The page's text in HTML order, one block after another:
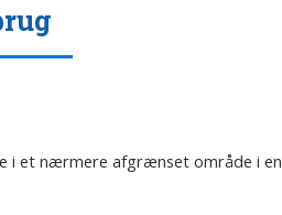
i et nærmere afgrænset område i en